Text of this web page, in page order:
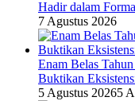
Hadir dalam
7 Agustus 2026
Enam Belas
Buktikan
5 Agustus 20265